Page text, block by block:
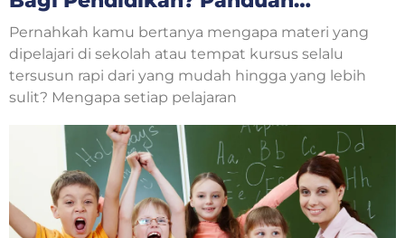
Lengkap untuk Orang Tua dan
Anak
Pernahkah kamu bertanya mengapa materi yang
dipelajari di sekolah atau tempat kursus selalu
tersusun rapi dari yang mudah hingga yang lebih
sulit? Mengapa setiap pelajaran